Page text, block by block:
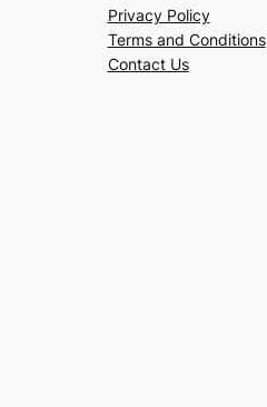
Privacy Policy
Terms and Conditions
Contact Us